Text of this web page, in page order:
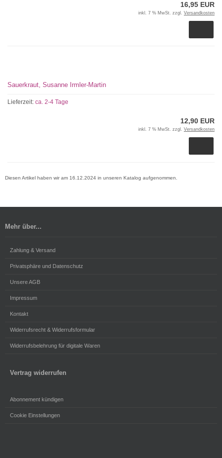
16,95 EUR
inkl. 7 % MwSt. zzgl. Versandkosten
Sauerkraut, Susanne Irmler-Martin
Lieferzeit: ca. 2-4 Tage
12,90 EUR
inkl. 7 % MwSt. zzgl. Versandkosten
Diesen Artikel haben wir am 16.12.2024 in unseren Katalog aufgenommen.
Mehr über...
Zahlung & Versand
Privatsphäre und Datenschutz
Unsere AGB
Impressum
Kontakt
Widerrufsrecht & Widerrufsformular
Widerrufsbelehrung für digitale Waren
Vertrag widerrufen
Abonnement kündigen
Cookie Einstellungen